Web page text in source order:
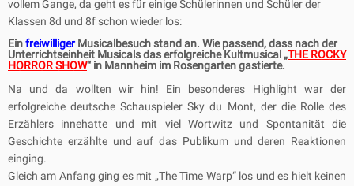
vollem Gange, da geht es für einige Schülerinnen und Schüler der
Klassen 8d und 8f schon wieder los:
Einfreiwilliger Musicalbesuch stand an. Wie passend, dass nach der
Unterrichtseinheit Musicals das erfolgreiche Kultmusical „THE ROCKY
HORROR SHOW“ in Mannheim im Rosengarten gastierte.
Na und da wollten wir hin! Ein besonderes Highlight war der
erfolgreiche deutsche Schauspieler Sky du Mont, der die Rolle des
Erzählers innehatte und mit viel Wortwitz und Spontanität die
Geschichte erzählte und auf das Publikum und deren Reaktionen
einging.
Gleich am Anfang ging es mit „The Time Warp“ los und es hielt keinen